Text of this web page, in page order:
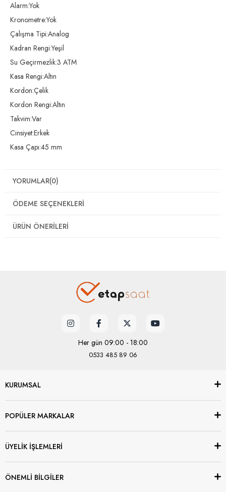
Alarm:Yok
Kronometre:Yok
Çalışma Tipi:Analog
Kadran Rengi:Yeşil
Su Geçirmezlik:3 ATM
Kasa Rengi:Altın
Kordon:Çelik
Kordon Rengi:Altın
Takvim:Var
Cinsiyet:Erkek
Kasa Çapı:45 mm
YORUMLAR(0)
ÖDEME SEÇENEKLERI
ÜRÜN ÖNERILERI
Her gün 09:00 - 18:00
0533 485 89 06
KURUMSAL
POPÜLER MARKALAR
ÜYELİK İŞLEMLERİ
ÖNEMLİ BİLGİLER